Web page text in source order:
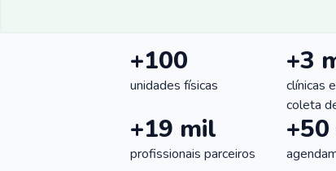
+100
unidades físicas
+3
clínicas
coleta
+19 mil
profissionais parceiros